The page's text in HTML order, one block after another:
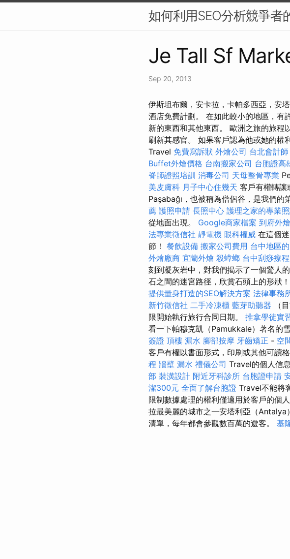
如何利用SEO分析競爭者
Je Tall Sf
Sep 20, 2013
伊斯坦布爾，安卡拉，卡帕多西亞，安
酒店免費計劃。 在如此較小的地區，有
新的東西和其他東西。 歐洲之旅的旅程
刷新其感官。 如果客戶認為他或她的權
Travel 免費寫訴狀 外燴公司 台北會計師
Buffet外燴價格 台南搬家公司 台胞證高
脊師證照培訓 消毒公司 天母整骨專業
美皮膚科 月子中心住幾天 客戶有權轉讓
Paşabağı，也被稱為僧侶谷，是我們的
薦 護照申請 長照中心 護理之家的專業
從地面出現。 Google商家檔案 到府外
法專業徵信社 靜電機 眼科權威 在這個
節！ 餐飲設備 搬家公司費用 台中地區
外燴廠商 宜蘭外燴 殺蟑螂 台中刮痧療程
刻到凝灰岩中，對我們揭示了一個驚人的
石之間的迷宮路徑，欣賞石頭上的形狀
提供量身打造的SEO解決方案 法律事務
新竹徵信社 二手冷凍櫃 藍芽助聽器 （
限開始執行旅行合同日期。 推拿學徒實
看一下帕穆克凱（Pamukkale）著名的雪
簽證 頂樓 漏水 腳部按摩 牙齒矯正 - 空
客戶有權以書面形式，印刷或其他可讀
程 牆壁 漏水 禮儀公司 Travel的個人信
部 裝潢設計 附近牙科診所 台胞證申請
潔300元 全面了解台胞證 Travel不能將
限制數據處理的權利僅適用於客戶的個
拉最美麗的城市之一安塔利亞（Antalya
清單，每年都會參觀數百萬的遊客。 基